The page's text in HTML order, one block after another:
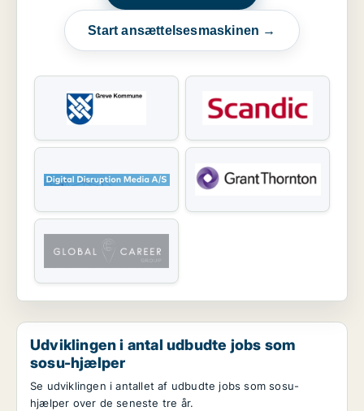
Start ansættelsesmaskinen →
Udviklingen i antal udbudte jobs som
sosu-hjælper
Se udviklingen i antallet af udbudte jobs som sosu-
hjælper over de seneste tre år.